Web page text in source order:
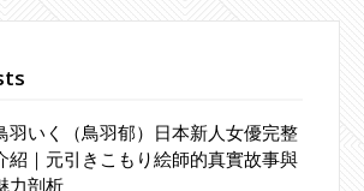
羽いく（鳥羽郁）日本新人女優完整
紹｜元引きこもり絵師的真實故事與
力剖析